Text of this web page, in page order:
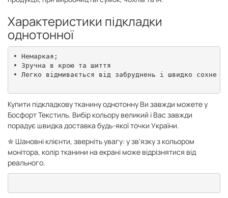
Характеристики підкладки
однотонної
• Немаркая;
• Зручна в крою та шиття
• Легко відмивається від забруднень і швидко сохне
Купити підкладкову тканину однотонну Ви завжди можете у
Босфорт Текстиль. Вибір кольору великий і Вас завжди
порадує швидка доставка будь-якої точки України.
✮ Шановні клієнти, зверніть увагу: у зв'язку з кольором
монітора, колір тканини на екрані може відрізнятися від
реального.